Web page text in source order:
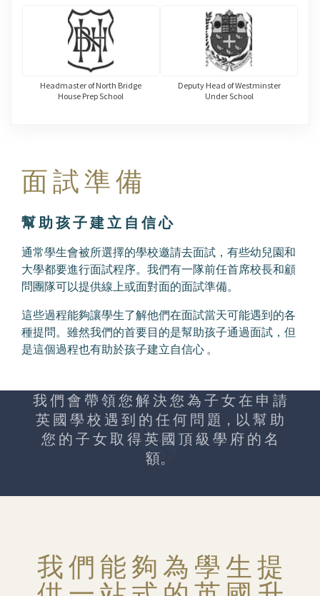
Headmaster of North Bridge
House Prep School
Deputy Head of Westminster
Under School
面 試 準 備
幫 助 孩 子 建 立 自 信 心
通常學生會被所選擇的學校邀請去面試，有些幼兒園和
大學都要進行面試程序。我們有一隊前任首席校長和顧
問團隊可以提供線上或面對面的面試準備。
這些過程能夠讓學生了解他們在面試當天可能遇到的各
種提問。雖然我們的首要目的是幫助孩子通過面試，但
是這個過程也有助於孩子建立自信心 。
我 們 會 帶 領 您 解 決 您 為 子 女 在 申 請
英 國 學 校 遇 到 的 任 何 問 題，以 幫 助
您 的 子 女 取 得 英 國 頂 級 學 府 的 名
額。
我 們 能 夠 為 學 生 提